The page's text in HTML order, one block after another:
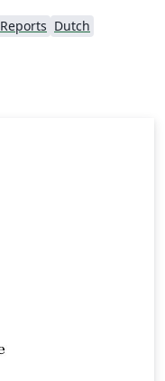
Reports Dutch